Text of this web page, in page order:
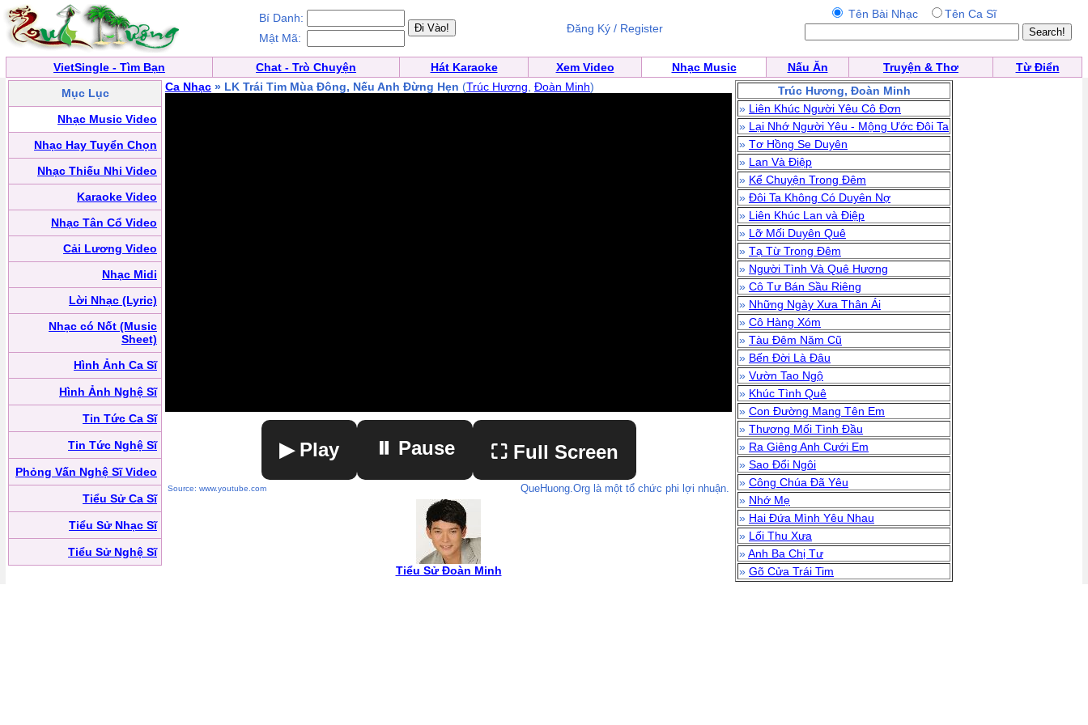
Bí Danh:
Mật Mã:
Đăng Ký / Register
Tên Bài Nhạc Tên Ca Sĩ
VietSingle - Tìm Bạn Chat - Trò Chuyện Hát Karaoke Xem Video Nhạc Music Nấu Ăn Truyện & Thơ
Từ Điển
Mục Lục
Nhạc Music Video
Nhạc Hay Tuyển Chọn
Nhạc Thiếu Nhi Video
Karaoke Video
Nhạc Tân Cổ Video
Cải Lương Video
Nhạc Midi
Lời Nhạc (Lyric)
Nhạc có Nốt (Music
Sheet)
Hình Ảnh Ca Sĩ
Hình Ảnh Nghệ Sĩ
Tin Tức Ca Sĩ
Tin Tức Nghệ Sĩ
Phỏng Vấn Nghệ Sĩ Video
Tiểu Sử Ca Sĩ
Tiểu Sử Nhạc Sĩ
Tiểu Sử Nghệ Sĩ
Ca Nhạc » LK Trái Tim Mùa Đông, Nếu Anh Đừng Hẹn (Trúc Hương Đoàn Minh)
▶ Play
▶ Play ⏸ Pause ⛶ Full Screen
Source: www.youtube.com QueHuong.Org là một tổ chức phi lợi nhuận.
Tiểu Sử Đoàn Minh
Trúc Hương, Đoàn Minh
» Liên Khúc Người Yêu Cô Đơn
» Lại Nhớ Người Yêu - Mộng Ước Đôi Ta
» Tơ Hồng Se Duyên
» Lan Và Điệp
» Kể Chuyện Trong Đêm
» Đôi Ta Không Có Duyên Nợ
» Liên Khúc Lan và Điệp
» Lỡ Mối Duyên Quê
» Tạ Từ Trong Đêm
» Người Tình Và Quê Hương
» Cô Tư Bán Sầu Riêng
» Những Ngày Xưa Thân Ái
» Cô Hàng Xóm
» Tàu Đêm Năm Cũ
» Bến Đời Là Đâu
» Vườn Tao Ngộ
» Khúc Tình Quê
» Con Đường Mang Tên Em
» Thương Mối Tình Đầu
» Ra Giêng Anh Cưới Em
» Sao Đổi Ngôi
» Công Chúa Đã Yêu
» Nhớ Mẹ
» Hai Đứa Mình Yêu Nhau
» Lối Thu Xưa
»Anh Ba Chị Tư
» Gõ Cửa Trái Tim